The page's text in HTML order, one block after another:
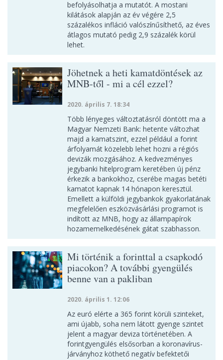
befolyásolhatja a mutatót. A mostani
kilátások alapján az év végére 2,5
százalékos infláció valószínűsíthető, az éves
átlagos mutató pedig 2,9 százalék körül
lehet.
Jöhetnek a heti kamatdöntések az
MNB-től - mi a cél ezzel?
2020. április 7. 18:34
Több lényeges változtatásról döntött ma a
Magyar Nemzeti Bank: hetente változhat
majd a kamatszint, ezzel például a forint
árfolyamát közelebb lehet hozni a régiós
devizák mozgásához. A kedvezményes
jegybanki hitelprogram keretében új pénz
érkezik a bankokhoz, cserébe magas betéti
kamatot kapnak 14 hónapon keresztül.
Emellett a külföldi jegybankok gyakorlatának
megfelelően eszközvásárlási programot is
indított az MNB, hogy az állampapírok
hozamemelkedésének gátat szabhasson.
Mi történik a forinttal a csapkodó
piacokon? A további gyengülés
benne van a pakliban
2020. április 1. 12:06
Az euró elérte a 365 forint körüli szinteket,
ami újabb, soha nem látott gyenge szintet
jelent a magyar deviza történetében. A
forintgyengülés elsősorban a koronavírus-
járványhoz köthető negatív befektetői